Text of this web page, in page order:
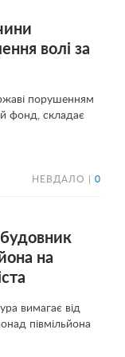
волі за
порушенням
фонд, складає
НЕВДАЛО | 0
на
вимагає від
півмільйона